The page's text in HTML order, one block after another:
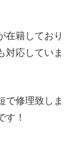
在籍しており
対応していま
で修理致しま
す！